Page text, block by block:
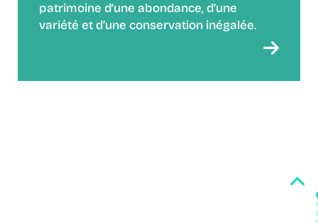
patrimoine d’une abondance, d’une
variété et d’une conservation inégalée.